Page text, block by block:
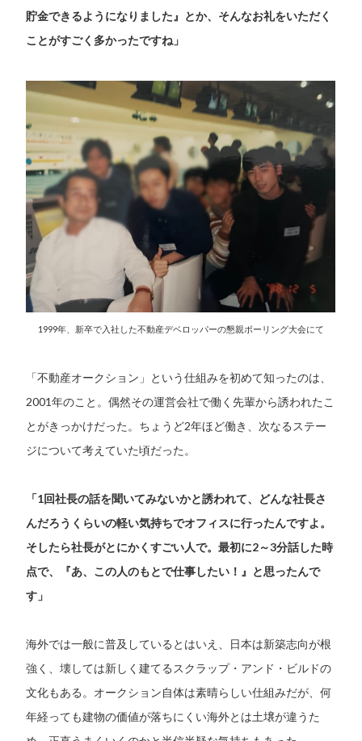
貯金できるようになりました』とか、そんなお礼をいただく
ことがすごく多かったですね」
1999年、新卒で入社した不動産デベロッパーの懇親ボーリング大会にて
「不動産オークション」という仕組みを初めて知ったのは、
2001年のこと。偶然その運営会社で働く先輩から誘われたこ
とがきっかけだった。ちょうど2年ほど働き、次なるステー
ジについて考えていた頃だった。
「1回社長の話を聞いてみないかと誘われて、どんな社長さ
んだろうくらいの軽い気持ちでオフィスに行ったんですよ。
そしたら社長がとにかくすごい人で。最初に2～3分話した時
点で、『あ、この人のもとで仕事したい！』と思ったんで
す」
海外では一般に普及しているとはいえ、日本は新築志向が根
強く、壊しては新しく建てるスクラップ・アンド・ビルドの
文化もある。オークション自体は素晴らしい仕組みだが、何
年経っても建物の価値が落ちにくい海外とは土壌が違うた